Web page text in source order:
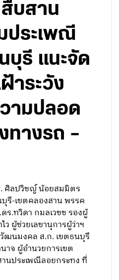
บสาน
ประเพณี
บุรี แนะจัด
าระวัง
ามปลอด
ทางรถ –
ศิลปวิชญ์ น้อยสมมิตร
รี-เขตคลองสาน พรรค
ร.ทวิดา กมลเวชช รองผู้
ผู้ช่วยเลขานุการผู้ว่าฯ
ฒนมงคล ส.ก. เขตธนบุรี
าจ ผู้อำนวยการเขต
นประเพณีลอยกระทง ที่